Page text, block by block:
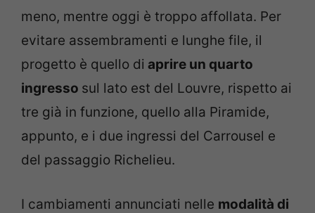
meno, mentre oggi è troppo affollata. Per
evitare assembramenti e lunghe file, il
progetto è quello di aprire un quarto
ingresso sul lato est del Louvre, rispetto ai
tre già in funzione, quello alla Piramide,
appunto, e i due ingressi del Carrousel e
del passaggio Richelieu.
I cambiamenti annunciati nelle modalità di